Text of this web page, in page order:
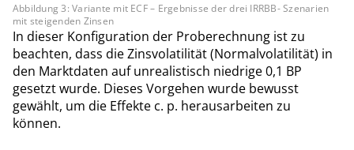
Abbildung 3: Variante mit ECF – Ergebnisse der drei IRRBB- Szenarien
mit steigenden Zinsen
In dieser Konfiguration der Proberechnung ist zu
beachten, dass die Zinsvolatilität (Normalvolatilität) in
den Marktdaten auf unrealistisch niedrige 0,1 BP
gesetzt wurde. Dieses Vorgehen wurde bewusst
gewählt, um die Effekte c. p. herausarbeiten zu
können.